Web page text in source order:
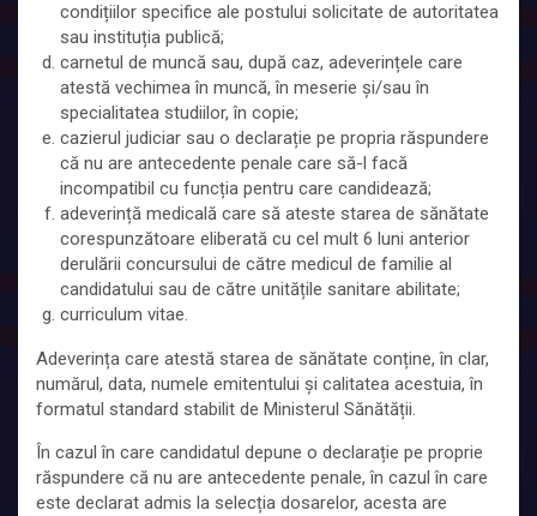
condițiilor specifice ale postului solicitate de autoritatea
sau instituția publică;
carnetul de muncă sau, după caz, adeverințele care
atestă vechimea în muncă, în meserie și/sau în
specialitatea studiilor, în copie;
cazierul judiciar sau o declarație pe propria răspundere
că nu are antecedente penale care să-l facă
incompatibil cu funcția pentru care candidează;
adeverință medicală care să ateste starea de sănătate
corespunzătoare eliberată cu cel mult 6 luni anterior
derulării concursului de către medicul de familie al
candidatului sau de către unitățile sanitare abilitate;
curriculum vitae.
Adeverința care atestă starea de sănătate conține, în clar,
numărul, data, numele emitentului și calitatea acestuia, în
formatul standard stabilit de Ministerul Sănătății.
În cazul în care candidatul depune o declarație pe proprie
răspundere că nu are antecedente penale, în cazul în care
este declarat admis la selecția dosarelor, acesta are